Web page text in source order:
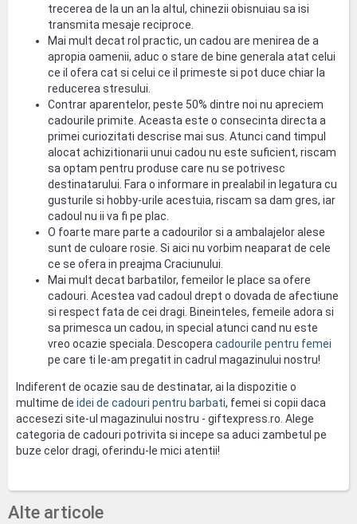
trecerea de la un an la altul, chinezii obisnuiau sa isi
transmita mesaje reciproce.
Mai mult decat rol practic, un cadou are menirea de a
apropia oamenii, aduc o stare de bine generala atat celui
ce il ofera cat si celui ce il primeste si pot duce chiar la
reducerea stresului.
Contrar aparentelor, peste 50% dintre noi nu apreciem
cadourile primite. Aceasta este o consecinta directa a
primei curiozitati descrise mai sus. Atunci cand timpul
alocat achizitionarii unui cadou nu este suficient, riscam
sa optam pentru produse care nu se potrivesc
destinatarului. Fara o informare in prealabil in legatura cu
gusturile si hobby-urile acestuia, riscam sa dam gres, iar
cadoul nu ii va fi pe plac.
O foarte mare parte a cadourilor si a ambalajelor alese
sunt de culoare rosie. Si aici nu vorbim neaparat de cele
ce se ofera in preajma Craciunului.
Mai mult decat barbatilor, femeilor le place sa ofere
cadouri. Acestea vad cadoul drept o dovada de afectiune
si respect fata de cei dragi. Bineinteles, femeile adora si
sa primesca un cadou, in special atunci cand nu este
vreo ocazie speciala. Descopera cadourile pentru femei
pe care ti le-am pregatit in cadrul magazinului nostru!
Indiferent de ocazie sau de destinatar, ai la dispozitie o
multime de idei de cadouri pentru barbati, femei si copii daca
accesezi site-ul magazinului nostru - giftexpress.ro. Alege
categoria de cadouri potrivita si incepe sa aduci zambetul pe
buze celor dragi, oferindu-le mici atentii!
Alte articole